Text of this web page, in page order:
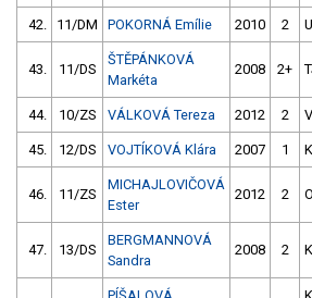
42. 11/DM POKORNÁ Emílie 2010 2
43. 11/DS
ŠTĚPÁNKOVÁ
Markéta
2008 2+
44. 10/ZS VÁLKOVÁ Tereza 2012 2
45. 12/DS VOJTÍKOVÁ Klára 2007 1
46. 11/ZS
MICHAJLOVIČOVÁ
Ester
2012 2
47. 13/DS
BERGMANNOVÁ
Sandra
2008 2